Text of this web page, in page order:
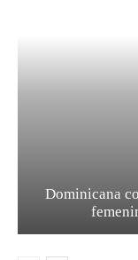
Dominicana